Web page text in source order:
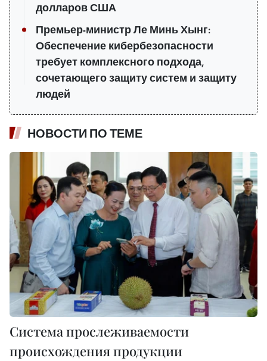
долларов США
Премьер-министр Ле Минь Хынг:
Обеспечение кибербезопасности
требует комплексного подхода,
сочетающего защиту систем и защиту
людей
НОВОСТИ ПО ТЕМЕ
Система прослеживаемости
происхождения продукции